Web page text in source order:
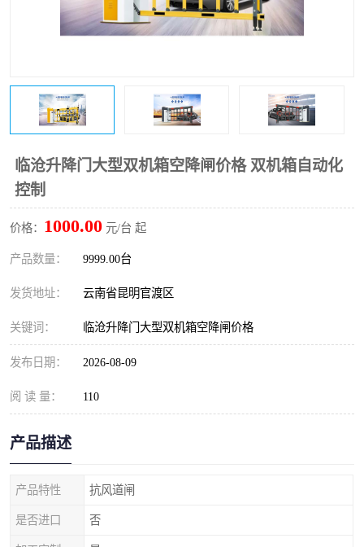
临沧升降门大型双机箱空降闸价格 双机箱自动化
控制
价格： 1000.00 元/台 起
产品数量： 9999.00台
发货地址： 云南省昆明官渡区
关键词： 临沧升降门大型双机箱空降闸价格
发布日期： 2026-08-09
阅 读 量： 110
产品描述
产品特性 抗风道闸
是否进口 否